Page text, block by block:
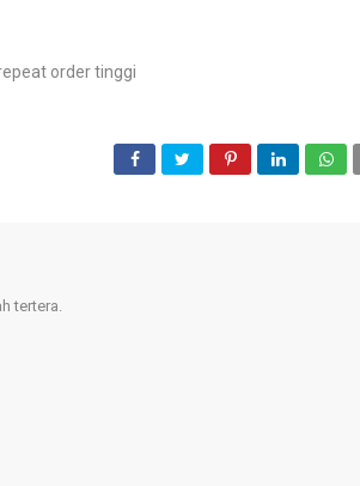
order tinggi
tertera.